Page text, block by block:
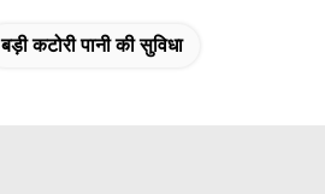
बड़ी कटोरी पानी की सुविधा